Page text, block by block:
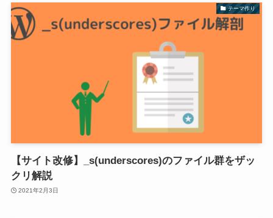
テーマ作り
【サイト改修】_s(underscores)のファイル群をザッ
クリ解説
2021年2月3日